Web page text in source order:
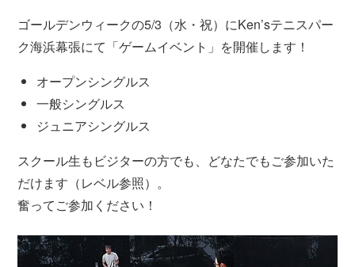
ゴールデンウィークの5/3（水・祝）にKen’sテニスパー
ク海浜幕張にて「ゲームイベント」を開催します！
オープンシングルス
一般シングルス
ジュニアシングルス
スクール生もビジターの方でも、どなたでもご参加いた
だけます（レベル参照）。
奮ってご参加ください！